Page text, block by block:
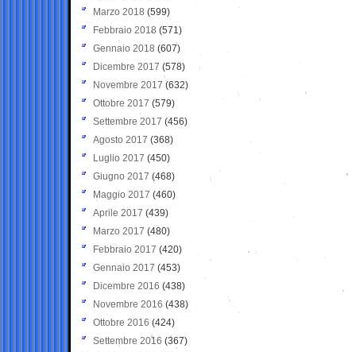
Marzo 2018 (599)
Febbraio 2018 (571)
Gennaio 2018 (607)
Dicembre 2017 (578)
Novembre 2017 (632)
Ottobre 2017 (579)
Settembre 2017 (456)
Agosto 2017 (368)
Luglio 2017 (450)
Giugno 2017 (468)
Maggio 2017 (460)
Aprile 2017 (439)
Marzo 2017 (480)
Febbraio 2017 (420)
Gennaio 2017 (453)
Dicembre 2016 (438)
Novembre 2016 (438)
Ottobre 2016 (424)
Settembre 2016 (367)